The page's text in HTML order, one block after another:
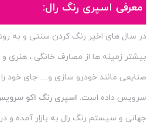
معرفی اسپری رنگ رال:
در سال های اخیر رنگ کردن سنتی و به
بیشتر زمینه ها از مصارف خانگی ، هنری و
صنایعی مانند خودرو سازی و… جای خود
سرویس داده است. اسپری رنگ اکو
جهانی و سیستم رنگ رال به بازار آمده و